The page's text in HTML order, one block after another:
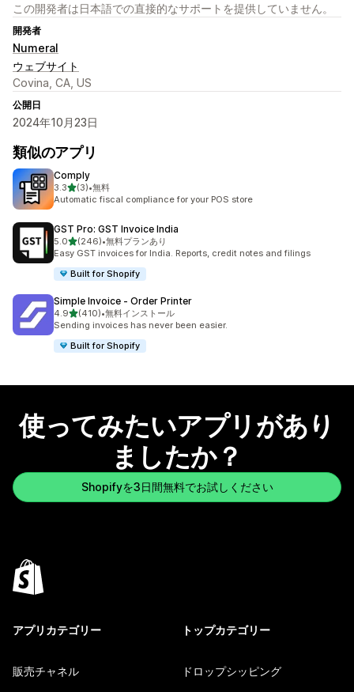
この開発者は日本語での直接的なサポートを提供していません。
開発者
Numeral
ウェブサイト
Covina, CA, US
公開日
2024年10月23日
類似のアプリ
Comply
3.35つ星中
(3)
合計レビュー数：3件
•無料
Automatic fiscal compliance for your POS store
GST Pro: GST Invoice India
5.05つ星中
(246)
合計レビュー数：246件
•無料プランあり
Easy GST invoices for India. Reports, credit notes and filings
Built for Shopify
Simple Invoice ‑ Order Printer
4.95つ星中
(410)
合計レビュー数：410件
•無料インストール
Sending invoices has never been easier.
Built for Shopify
使ってみたいアプリがあり
ましたか？
Shopifyを3日間無料でお試しください
アプリカテゴリー
販売チャネル
トップカテゴリー
ドロップシッピング